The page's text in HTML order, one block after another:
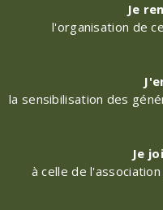
Je
l'organisation de
la sensibilisation des
Je
à celle de